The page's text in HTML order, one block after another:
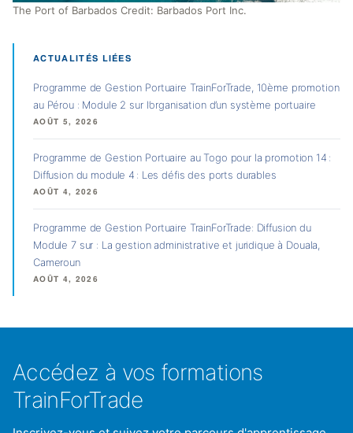
The Port of Barbados Credit: Barbados Port Inc.
ACTUALITÉS LIÉES
Programme de Gestion Portuaire TrainForTrade, 10ème promotion
au Pérou : Module 2 sur l’organisation d’un système portuaire
AOÛT 5, 2026
Programme de Gestion Portuaire au Togo pour la promotion 14 :
Diffusion du module 4 : Les défis des ports durables
AOÛT 4, 2026
Programme de Gestion Portuaire TrainForTrade: Diffusion du
Module 7 sur : La gestion administrative et juridique à Douala,
Cameroun
AOÛT 4, 2026
Accédez à vos formations
TrainForTrade